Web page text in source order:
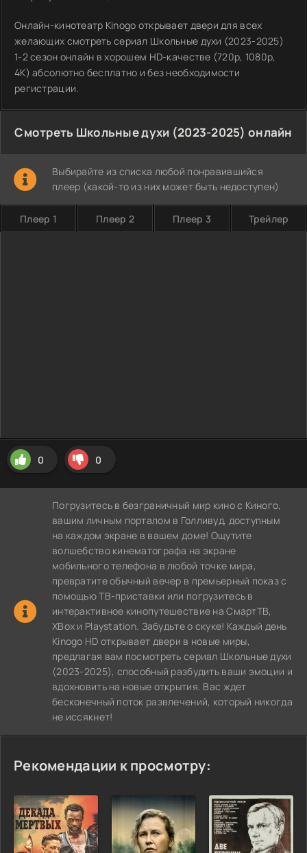
Онлайн-кинотеатр Kinogo открывает двери для всех
желающих смотреть сериал Школьные духи (2023-2025)
1-2 сезон онлайн в хорошем HD-качестве (720p, 1080p,
4K) абсолютно бесплатно и без необходимости
регистрации.
Смотреть Школьные духи (2023-2025) онлайн
Выбирайте из списка любой понравившийся
плеер (какой-то из них может быть недоступен)
Плеер 1 Плеер 2 Плеер 3 Трейлер
0 0
Погрузитесь в безграничный мир кино с Киного,
вашим личным порталом в Голливуд, доступным
на каждом экране в вашем доме! Ощутите
волшебство кинематографа на экране
мобильного телефона в любой точке мира,
превратите обычный вечер в премьерный показ с
помощью ТВ-приставки или погрузитесь в
интерактивное кинопутешествие на СмартТВ,
XBox и Playstation. Забудьте о скуке! Каждый день
Kinogo HD открывает двери в новые миры,
предлагая вам посмотреть сериал Школьные духи
(2023-2025), способный разбудить ваши эмоции и
вдохновить на новые открытия. Вас ждет
бесконечный поток развлечений, который никогда
не иссякнет!
Рекомендации к просмотру: